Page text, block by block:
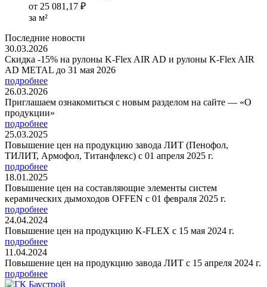
от 25 081,17 ₽
за м²
Последние новости
30.03.2026
Скидка -15% на рулоны K-Flex AIR AD и рулоны K-Flex AIR
AD METAL до 31 мая 2026
подробнее
26.03.2026
Приглашаем ознакомиться с новым разделом на сайте — «О
продукции»
подробнее
25.03.2025
Повышение цен на продукцию завода ЛИТ (Пенофол,
ТИЛИТ, Армофол, Титанфлекс) с 01 апреля 2025 г.
подробнее
18.01.2025
Повышение цен на составляющие элементы систем
керамических дымоходов OFFEN с 01 февраля 2025 г.
подробнее
24.04.2024
Повышение цен на продукцию K-FLEX с 15 мая 2024 г.
подробнее
11.04.2024
Повышение цен на продукцию завода ЛИТ с 15 апреля 2024 г.
подробнее